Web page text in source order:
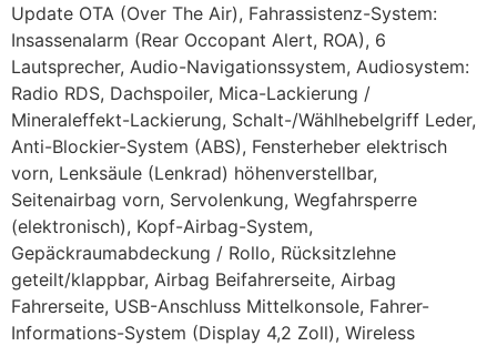
Update OTA (Over The Air), Fahrassistenz-System:
Insassenalarm (Rear Occopant Alert, ROA), 6
Lautsprecher, Audio-Navigationssystem, Audiosystem:
Radio RDS, Dachspoiler, Mica-Lackierung /
Mineraleffekt-Lackierung, Schalt-/Wählhebelgriff Leder,
Anti-Blockier-System (ABS), Fensterheber elektrisch
vorn, Lenksäule (Lenkrad) höhenverstellbar,
Seitenairbag vorn, Servolenkung, Wegfahrsperre
(elektronisch), Kopf-Airbag-System,
Gepäckraumabdeckung / Rollo, Rücksitzlehne
geteilt/klappbar, Airbag Beifahrerseite, Airbag
Fahrerseite, USB-Anschluss Mittelkonsole, Fahrer-
Informations-System (Display 4,2 Zoll), Wireless